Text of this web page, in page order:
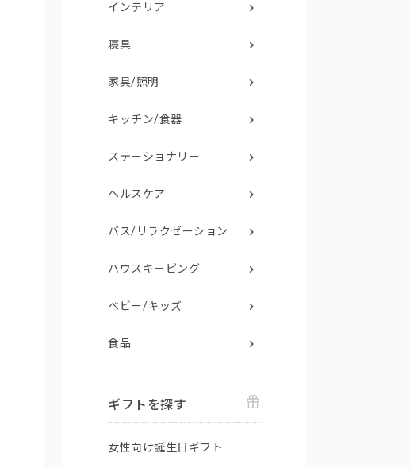
インテリア
寝具
家具/照明
キッチン/食器
ステーショナリー
ヘルスケア
バス/リラクゼーション
ハウスキーピング
ベビー/キッズ
食品
ギフトを探す
女性向け誕生日ギフト